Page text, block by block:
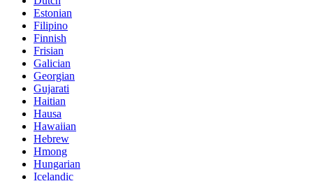
Estonian
Filipino
Finnish
Frisian
Galician
Georgian
Gujarati
Haitian
Hausa
Hawaiian
Hebrew
Hmong
Hungarian
Icelandic